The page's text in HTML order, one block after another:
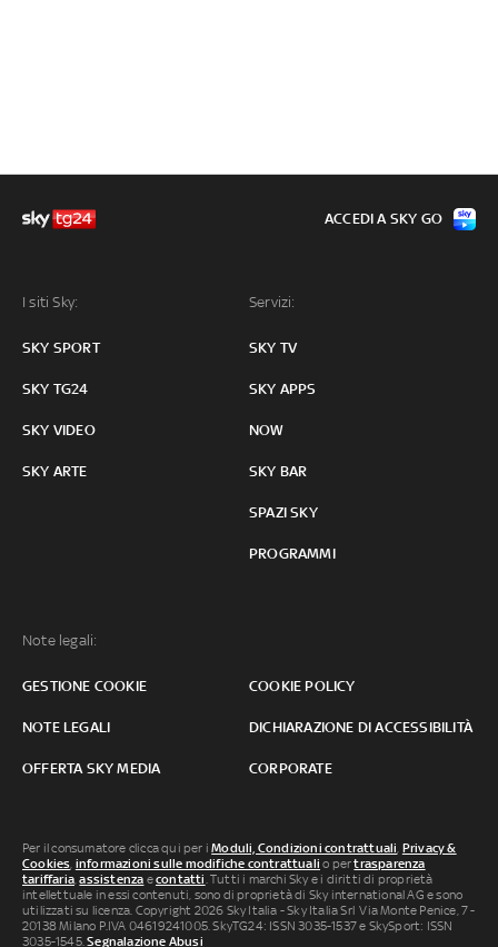
I siti Sky:
SKY SPORT
SKY TG24
SKY VIDEO
SKY ARTE
Servizi:
SKY TV
SKY APPS
NOW
SKY BAR
SPAZI SKY
PROGRAMMI
Note legali:
GESTIONE COOKIE COOKIE POLICY
NOTE LEGALI DICHIARAZIONE DI ACCESSIBILITÀ
OFFERTA SKY MEDIA CORPORATE
ACCEDI A SKY GO
Per il consumatore clicca qui per iModuli, Condizioni contrattuali, Privacy &
Cookies, informazioni sulle modifiche contrattuali o pertrasparenza
tariffaria,assistenza econtatti. Tutti i marchi Sky e i diritti di proprietà
intellettuale in essi contenuti, sono di proprietà di Sky international AG e sono
utilizzati su licenza. Copyright 2026 Sky Italia - Sky Italia Srl Via Monte Penice, 7 -
20138 Milano P.IVA 04619241005. SkyTG24: ISSN 3035-1537 e SkySport: ISSN
3035-1545.Segnalazione Abusi